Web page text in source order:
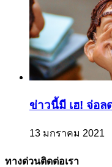
ข่าวนี้มี เฮ! จ่อล
13 มกราคม 2021
ทางด่วนติดต่อเรา